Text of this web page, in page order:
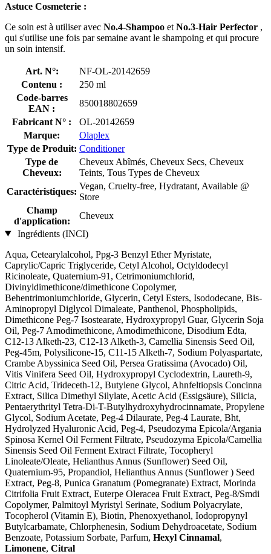
Astuce Cosmeterie :
Ce soin est à utiliser avec No.4-Shampoo et No.3-Hair Perfector ,
qui s'utilise une fois par semaine avant le shampoing et qui procure
un soin intensif.
Art. N°:
NF-OL-20142659
Contenu :
250 ml
Code-barres
EAN :
850018802659
Fabricant N° :
OL-20142659
Marque:
Olaplex
Type de Produit: Conditioner
Type de
Cheveux:
Cheveux Abîmés, Cheveux Secs, Cheveux
Teints, Tous Types de Cheveux
Caractéristiques:
Vegan, Cruelty-free, Hydratant, Available @
Store
Champ
d'application:
Cheveux
Ingrédients (INCI)
Aqua, Cetearylalcohol, Ppg-3 Benzyl Ether Myristate,
Caprylic/Capric Triglyceride, Cetyl Alcohol, Octyldodecyl
Ricinoleate, Quaternium-91, Cetrimoniumchlorid,
Divinyldimethicone/​dimethicone Copolymer,
Behentrimoniumchloride, Glycerin, Cetyl Esters, Isododecane, Bis-
Aminopropyl Diglycol Dimaleate, Panthenol, Phospholipids,
Dimethicone Peg-7 Isostearate, Hydroxypropyl Guar, Glycerin Soja
Oil, Peg-7 Amodimethicone, Amodimethicone, Disodium Edta,
C12-13 Alketh-23, C12-13 Alketh-3, Camellia Sinensis Seed Oil,
Peg-45m, Polysilicone-15, C11-15 Alketh-7, Sodium Polyaspartate,
Crambe Abyssinica Seed Oil, Persea Gratissima (Avocado) Oil,
Vitis Vinifera Seed Oil, Hydroxypropyl Cyclodextrin, Laureth-9,
Citric Acid, Trideceth-12, Butylene Glycol, Ahnfeltiopsis Concinna
Extract, Silica Dimethyl Silylate, Acetic Acid (Essigsäure), Silicia,
Pentaerythrityl Tetra-Di-T-Butylhydroxyhydrocinnamate, Propylene
Glycol, Sodium Acetate, Peg-4 Dilaurate, Peg-4 Laurate, Bht,
Hydrolyzed Hyaluronic Acid, Peg-4, Pseudozyma Epicola/Argania
Spinosa Kernel Oil Ferment Filtrate, Pseudozyma Epicola/Camellia
Sinensis Seed Oil Ferment Extract Filtrate, Tocopheryl
Linoleate/Oleate, Helianthus Annus (Sunflower) Seed Oil,
Quaternium-95, Propandiol, Helianthus Annus (Sunflower ) Seed
Extract, Peg-8, Punica Granatum (Pomegranate) Extract, Morinda
Citrifolia Fruit Extract, Euterpe Oleracea Fruit Extract, Peg-8/Smdi
Copolymer, Palmitoyl Myristyl Serinate, Sodium Polyacrylate,
Tocopherol (Vitamin E), Biotin, Phenoxyethanol, Iodopropynyl
Butylcarbamate, Chlorphenesin, Sodium Dehydroacetate, Sodium
Benzoate, Potassium Sorbate, Parfum, Hexyl Cinnamal,
Limonene, Citral